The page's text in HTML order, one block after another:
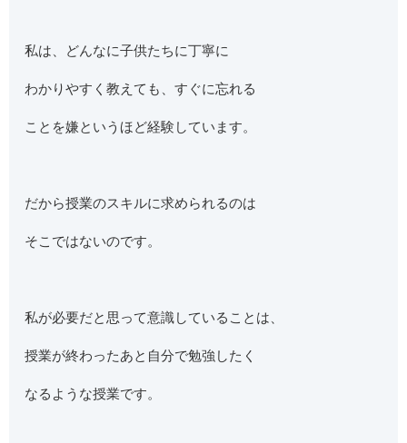
私は、どんなに子供たちに丁寧に
わかりやすく教えても、すぐに忘れる
ことを嫌というほど経験しています。
だから授業のスキルに求められるのは
そこではないのです。
私が必要だと思って意識していることは、
授業が終わったあと自分で勉強したく
なるような授業です。